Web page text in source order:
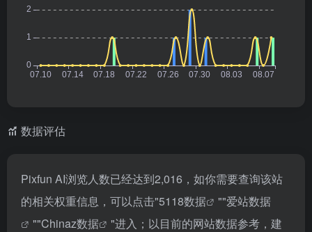
数据评估
Pixfun AI浏览人数已经达到2,016，如你需要查询该站
的相关权重信息，可以点击"5118数据 ""爱站数据
""Chinaz数据
"进入；以目前的网站数据参考，建